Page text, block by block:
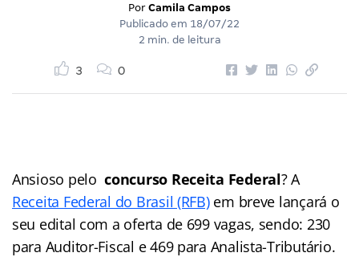
Por Camila Campos
Publicado em 18/07/22
2 min. de leitura
3 0
Ansioso peloconcurso Receita Federal? A
Receita Federal do Brasil (RFB)em breve lançará o
seu edital com a oferta de 699 vagas, sendo: 230
para Auditor-Fiscal e 469 para Analista-Tributário.